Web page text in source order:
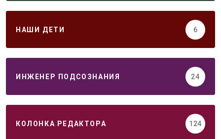
НАШИ ДЕТИ 6
ИНЖЕНЕР ПОДСОЗНАНИЯ 24
КОЛОНКА РЕДАКТОРА 124